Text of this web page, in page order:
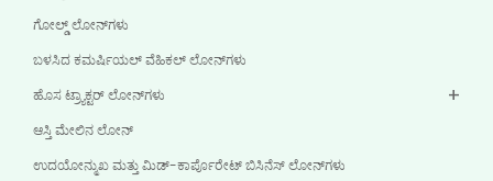
ಗೋಲ್ಡ್ ಲೋನ್‌ಗಳು
ಬಳಸಿದ ಕಮರ್ಷಿಯಲ್ ವೆಹಿಕಲ್ ಲೋನ್‌ಗಳು
ಹೊಸ ಟ್ರ್ಯಾಕ್ಟರ್ ಲೋನ್‌ಗಳು
ಆಸ್ತಿ ಮೇಲಿನ ಲೋನ್
ಉದಯೋನ್ಮುಖ ಮತ್ತು ಮಿಡ್-ಕಾರ್ಪೊರೇಟ್ ಬಿಸಿನೆಸ್ ಲೋನ್‌ಗಳು